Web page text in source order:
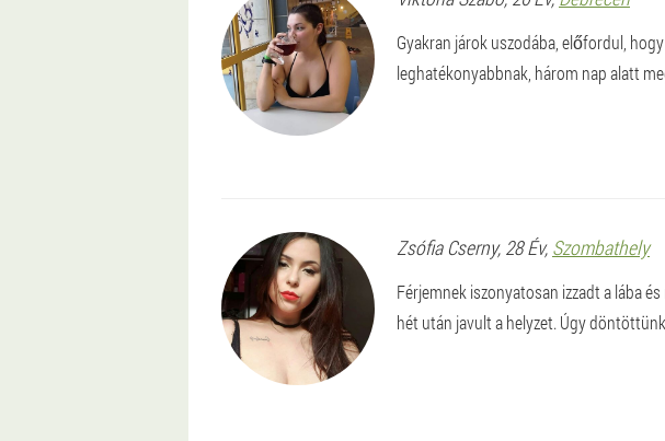
Gyakran járok uszodába, előfordul,
leghatékonyabbnak, három nap alatt
Zsófia Cserny, 28 Év, Szombathely
Férjemnek iszonyatosan izzadt a lába
hét után javult a helyzet. Úgy